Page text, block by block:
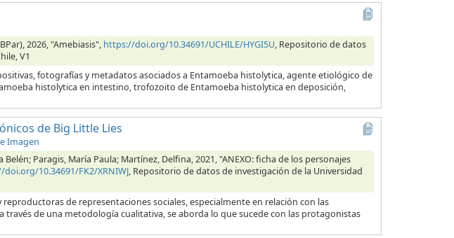
2026, "Amebiasis", https://doi.org/10.34691/UCHILE/HYGI5U, Repositorio de datos
V1
fotografías y metadatos asociados a Entamoeba histolytica, agente etiológico de
histolytica en intestino, trofozoito de Entamoeba histolytica en deposición,
de Big Little Lies
Imagen
Paragis, María Paula; Martínez, Delfina, 2021, "ANEXO: ficha de los personajes
10.34691/FK2/XRNIWJ, Repositorio de datos de investigación de la Universidad
de representaciones sociales, especialmente en relación con las
través de una metodología cualitativa, se aborda lo que sucede con las protagonistas